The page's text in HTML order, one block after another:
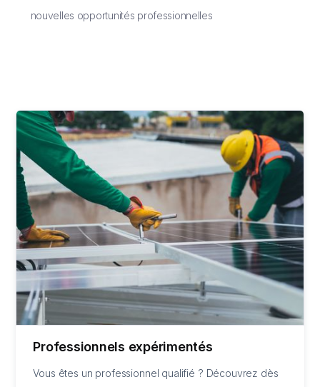
nouvelles opportunités professionnelles
Professionnels expérimentés
Vous êtes un professionnel qualifié ? Découvrez dès